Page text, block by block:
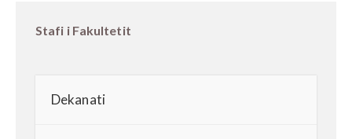
Stafi i Fakultetit
Dekanati